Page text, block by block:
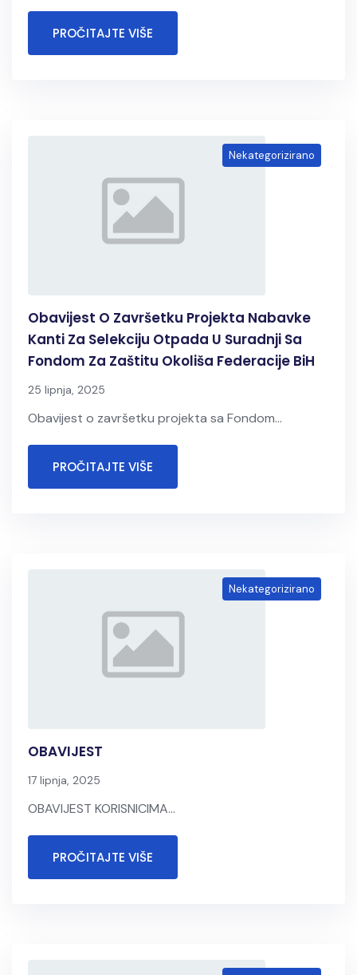
PROČITAJTE VIŠE
Nekategorizirano
Obavijest O Završetku Projekta Nabavke
Kanti Za Selekciju Otpada U Suradnji Sa
Fondom Za Zaštitu Okoliša Federacije BiH
25 lipnja, 2025
Obavijest o završetku projekta sa Fondom...
PROČITAJTE VIŠE
Nekategorizirano
OBAVIJEST
17 lipnja, 2025
OBAVIJEST KORISNICIMA...
PROČITAJTE VIŠE